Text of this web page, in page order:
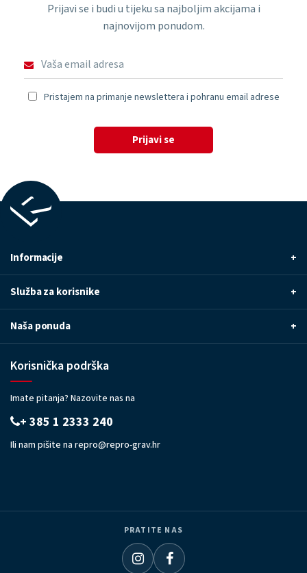
Prijavi se i budi u tijeku sa najboljim akcijama i
najnovijom ponudom.
Pristajem na primanje newslettera i pohranu email adrese
Prijavi se
Informacije +
Služba za korisnike +
Naša ponuda +
Korisnička podrška
Imate pitanja? Nazovite nas na
+ 385 1 2333 240
Ili nam pišite na repro@repro-grav.hr
PRATITE NAS